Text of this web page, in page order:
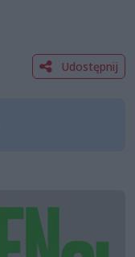
Udostępnij